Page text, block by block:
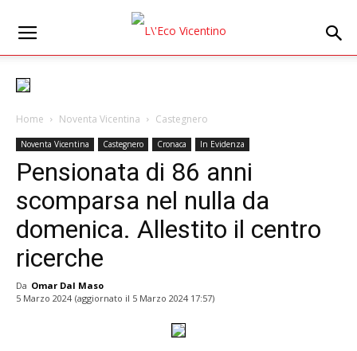
Home Noventa Vicentina Castegnero
Noventa Vicentina Castegnero Cronaca In Evidenza
Pensionata di 86 anni
scomparsa nel nulla da
domenica. Allestito il centro
ricerche
Da Omar Dal Maso
5 Marzo 2024 (aggiornato il 5 Marzo 2024 17:57)